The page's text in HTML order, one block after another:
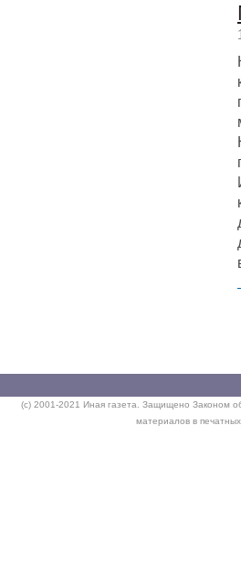
(c) 2001-2021 Иная газета. Защищено Законом
материалов в